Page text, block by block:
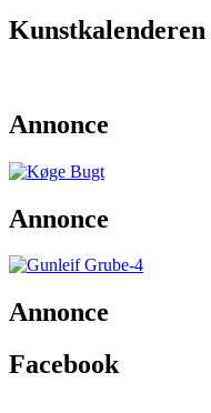
Kunstkalenderen
Annonce
Annonce
Annonce
Facebook